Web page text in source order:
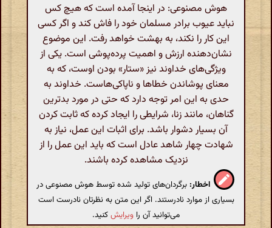
هوش مصنوعی: در اینجا آمده است که هیچ کس
نباید عیوب برادر مسلمان خود را فاش کند و اگر کسی
این کار را نکند، به بهشت خواهد رفت. این موضوع
نشان‌دهنده ارزش و اهمیت پرده‌پوشی است. یکی از
ویژگی‌های خداوند نیز «ستار» بودن اوست، که به
معنای پوشاندن خطاها و ناپاکی‌هاست. خداوند به
حدی به این امر توجه دارد که حتی در مورد بدترین
گناهان، مانند زنا، شرایطی را ایجاد کرده که ثابت کردن
آن بسیار دشوار باشد. برای اثبات این عمل، نیاز به
شهادت چهار شاهد عادل است که باید این عمل را از
نزدیک مشاهده کرده باشند.
اخطار: برگردان‌های تولید شده توسط هوش مصنوعی در
بسیاری از موارد نادرستند. اگر این متن به نظرتان نادرست است
می‌توانید آن را ویرایشکنید.